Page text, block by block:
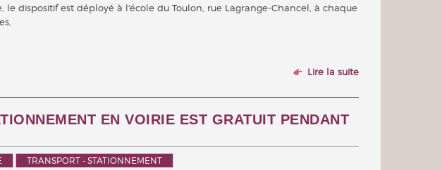
le dispositif est déployé à l'école du Toulon, rue Lagrange-Chancel, à chaque
Lire la suite
EN VOIRIE EST GRATUIT PENDANT
TRANSPORT - STATIONNEMENT